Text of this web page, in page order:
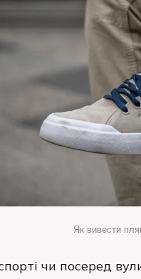
Як вивести
чи посеред